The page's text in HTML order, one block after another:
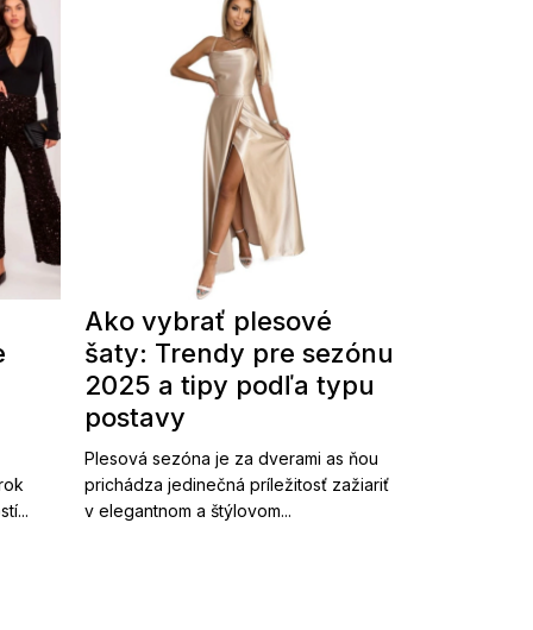
Ako vybrať plesové
šaty: Trendy pre sezónu
2025 a tipy podľa typu
postavy
Plesová sezóna je za dverami as ňou
prichádza jedinečná príležitosť zažiariť
v elegantnom a štýlovom...